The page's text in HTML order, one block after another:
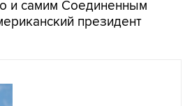
и самим Соединенным
президент